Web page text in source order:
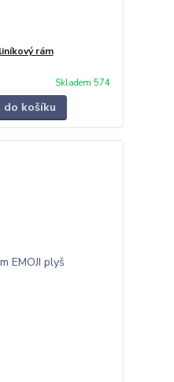
rám
Skladem 574
do košíku